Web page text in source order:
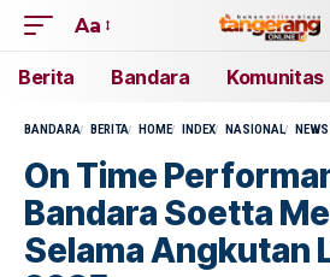
Aa
Berita Bandara Komunitas
BANDARA BERITA HOME INDEX NASIONAL
On Time
Bandara Soetta
Selama Angkutan